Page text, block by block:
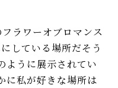
ラワーオブロマンス
している場所だそう
ように展示されてい
に私が好きな場所は